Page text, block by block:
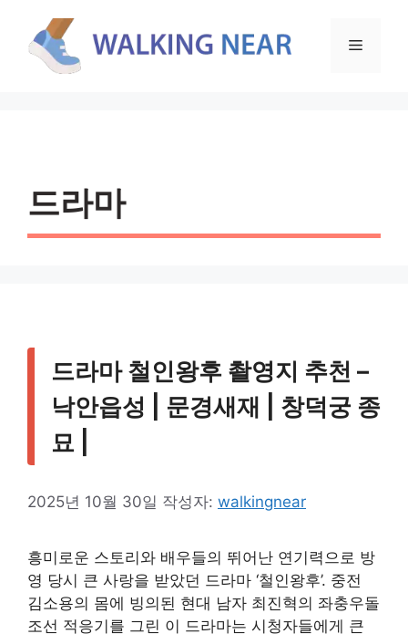
메
드라마
드라마 철인왕후 촬영지 추천 –
낙안읍성 | 문경새재 | 창덕궁 종
묘 |
2025년 10월 30일 작성자: walkingnear
흥미로운 스토리와 배우들의 뛰어난 연기력으로 방
영 당시 큰 사랑을 받았던 드라마 ‘철인왕후’. 중전
김소용의 몸에 빙의된 현대 남자 최진혁의 좌충우돌
조선 적응기를 그린 이 드라마는 시청자들에게 큰